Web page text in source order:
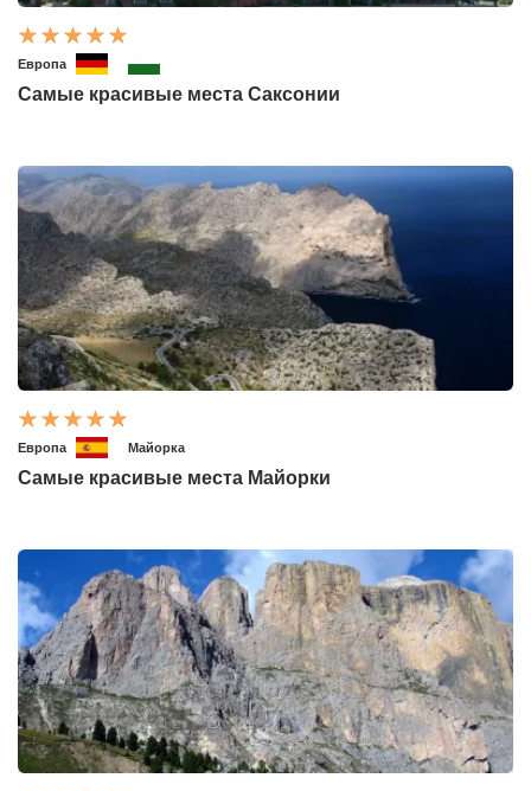
Европа
Самые красивые места Саксонии
Европа Майорка
Самые красивые места Майорки